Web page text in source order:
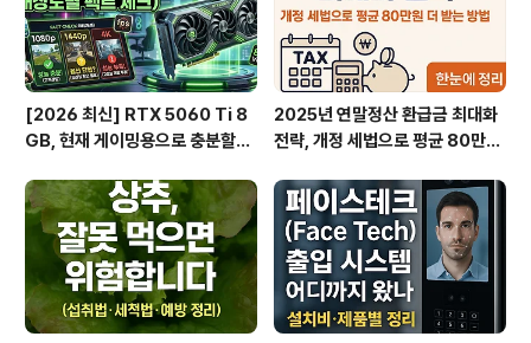
ensus Proto..
[2026 최신] RTX 5060 Ti 8
GB, 현재 게이밍용으로 충분할
2025년 연말정산 환급금 최대화
전략, 개정 세법으로 평균 80만원